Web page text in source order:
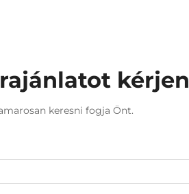
kérjen
keresni fogja Önt.